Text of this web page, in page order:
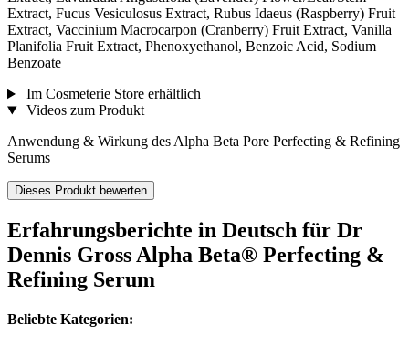
Extract, Fucus Vesiculosus Extract, Rubus Idaeus (Raspberry) Fruit
Extract, Vaccinium Macrocarpon (Cranberry) Fruit Extract, Vanilla
Planifolia Fruit Extract, Phenoxyethanol, Benzoic Acid, Sodium
Benzoate
Im Cosmeterie Store erhältlich
Videos zum Produkt
Anwendung & Wirkung des Alpha Beta Pore Perfecting & Refining
Serums
Dieses Produkt bewerten
Erfahrungsberichte in Deutsch für Dr
Dennis Gross Alpha Beta® Perfecting &
Refining Serum
Beliebte Kategorien: